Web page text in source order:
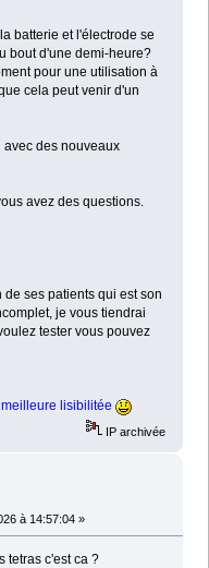
batterie et l'électrode se
bout d'une demi-heure?
pour une utilisation à
cela peut venir d'un
des nouveaux
avez des questions.
ses patients qui est son
je vous tiendrai
tester vous pouvez
lisibilitée
IP archivée
à 14:57:04 »
tetras c'est ca ?